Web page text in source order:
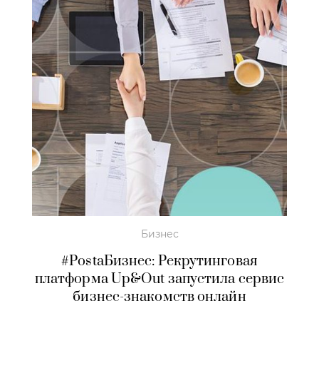
Бизнес
#PostaБизнес: Рекрутинговая
платформа Up&Out запустила сервис
бизнес-знакомств онлайн